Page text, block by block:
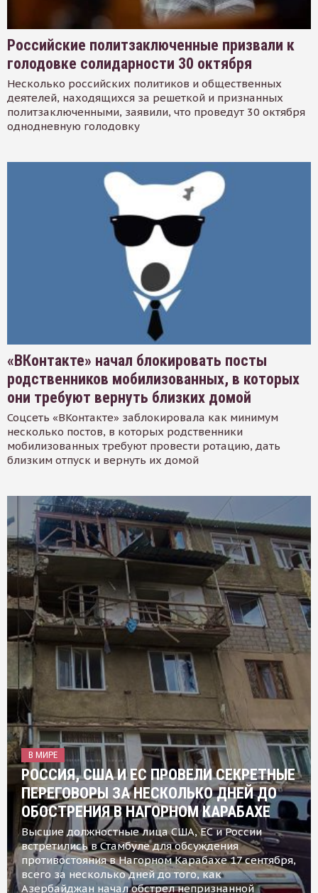
Российские политзаключенные призвали к
голодовке солидарности 30 октября
Несколько российских политиков и общественных
деятелей, находящихся за решеткой и признанных
политзаключенными, заявили, что проведут 30 октября
однодневную голодовку
«ВКонтакте» начал блокировать посты
родственников мобилизованных, в которых
они требуют вернуть близких домой
Соцсеть «ВКонтакте» заблокировала как минимум
несколько постов, в которых родственники
мобилизованных требуют провести ротацию, дать
близким отпуск и вернуть их домой
В МИРЕ
РОССИЯ, США И ЕС ПРОВЕЛИ СЕКРЕТНЫЕ
ПЕРЕГОВОРЫ ЗА НЕСКОЛЬКО ДНЕЙ ДО
ОБОСТРЕНИЯ В НАГОРНОМ КАРАБАХЕ
Высшие должностные лица США, ЕС и России
встретились в Стамбуле для обсуждения
противостояния в Нагорном Карабахе 17 сентября,
всего за несколько дней до того, как
Азербайджан начал обстрел непризнанной